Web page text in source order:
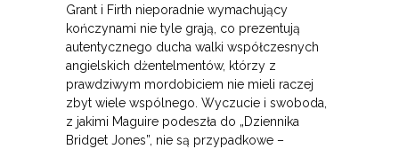
Grant i Firth nieporadnie wymachujący
kończynami nie tyle grają, co prezentują
autentycznego ducha walki współczesnych
angielskich dżentelmentów, którzy z
prawdziwym mordobiciem nie mieli raczej
zbyt wiele wspólnego. Wyczucie i swoboda,
z jakimi Maguire podeszła do „Dziennika
Bridget Jones”, nie są przypadkowe –